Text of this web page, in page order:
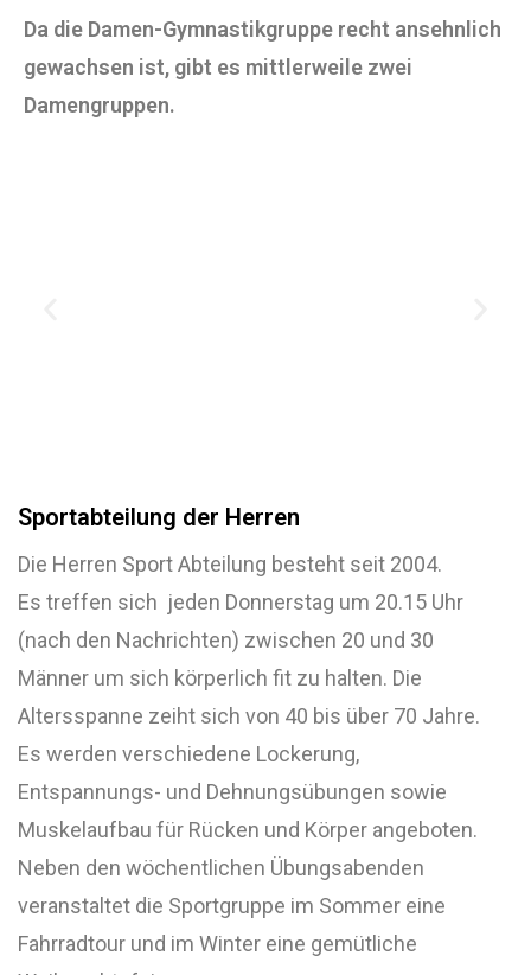
Da die Damen-Gymnastikgruppe recht ansehnlich
gewachsen ist, gibt es mittlerweile zwei
Damengruppen.
Sportabteilung der Herren
Die Herren Sport Abteilung besteht seit 2004.
Es treffen sich jeden Donnerstag um 20.15 Uhr
(nach den Nachrichten) zwischen 20 und 30
Männer um sich körperlich fit zu halten. Die
Altersspanne zeiht sich von 40 bis über 70 Jahre.
Es werden verschiedene Lockerung,
Entspannungs- und Dehnungsübungen sowie
Muskelaufbau für Rücken und Körper angeboten.
Neben den wöchentlichen Übungsabenden
veranstaltet die Sportgruppe im Sommer eine
Fahrradtour und im Winter eine gemütliche